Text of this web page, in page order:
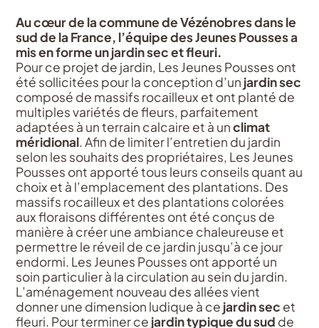
Au cœur de la commune de Vézénobres dans le
sud de la France, l’équipe des Jeunes Pousses a
mis en forme un jardin sec et fleuri.
Pour ce projet de jardin, Les Jeunes Pousses ont
été sollicitées pour la conception d’un jardin sec
composé de massifs rocailleux et ont planté de
multiples variétés de fleurs, parfaitement
adaptées à un terrain calcaire et à unclimat
méridional. Afin de limiter l’entretien du jardin
selon les souhaits des propriétaires, Les Jeunes
Pousses ont apporté tous leurs conseils quant au
choix et à l’emplacement des plantations. Des
massifs rocailleux et des plantations colorées
aux floraisons différentes ont été conçus de
manière à créer une ambiance chaleureuse et
permettre le réveil de ce jardin jusqu’à ce jour
endormi. Les Jeunes Pousses ont apporté un
soin particulier à la circulation au sein du jardin.
L’aménagement nouveau des allées vient
donner une dimension ludique à ce jardin sec et
fleuri. Pour terminer ce jardin typique du sud de